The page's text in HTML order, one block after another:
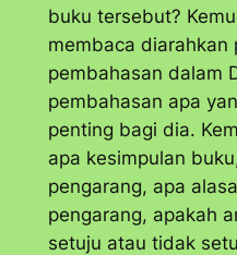
buku tersebut?
membaca diarahkan
pembahasan dalam
pembahasan apa
penting bagi dia.
apa kesimpulan
pengarang, apa
pengarang, apakah
setuju atau tidak